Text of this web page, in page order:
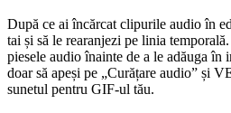
După ce ai încărcat clipurile audio în
tai și să le rearanjezi pe linia
piesele audio înainte de a le adăuga în
doar să apeși pe „Curățare audio” și
sunetul pentru GIF-ul tău.